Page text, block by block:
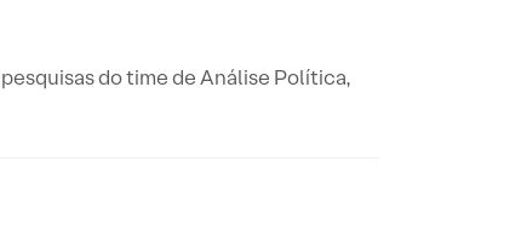
do time de Análise Política,